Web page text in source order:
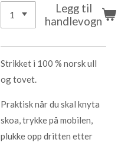
Legg til
handlevogn
Strikket i 100 % norsk ull
og tovet.
Praktisk når du skal knyta
skoa, trykke på mobilen,
plukke opp dritten etter